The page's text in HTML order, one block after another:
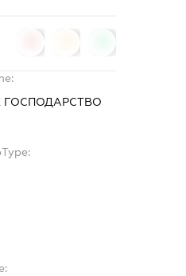
ГОСПОДАРСТВО